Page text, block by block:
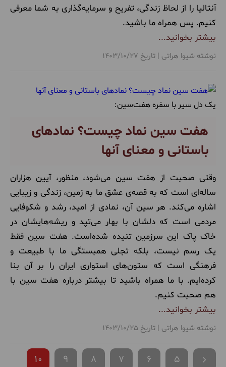
آنتالیا را از لحاظ زندگی، تفریح و سرمایه‌گذاری به شما معرفی
کنیم. پس همراه ما باشید.
بیشتر بخوانید...
نوشته شیوا هراتی | تاریخ 1403/10/27
یک دل سیر با سفره هفت‌سین:
هفت سین نماد چیست؟ نمادهای
باستانی و معنای آنها
وقتی صحبت از هفت ‌سین می‌شود، منظور، آیین هزاران
ساله‌ای است که به قصه‌ی عشق ما به زمین، زندگی و زیبایی
اشاره می‌کند. هر سین آن، نمادی از امید، رشد و شکوفایی
مردمی است که دلشان با بهار می‌تپد و ریشه‌هایشان در
خاک پاک این سرزمین تنیده‌ شده‌است. هفت‌ سین فقط
یک رسم نیست، بلکه تجلی همبستگی ما با طبیعت و
فرهنگی است که ستون‌های استواری ایران را بر آن بنا
کرده‌ایم. با ما همراه باشید تا بیشتر درباره هفت سین با
هم صحبت کنیم.
بیشتر بخوانید...
نوشته شیوا هراتی | تاریخ 1403/10/25
5
6
7
8
9
10